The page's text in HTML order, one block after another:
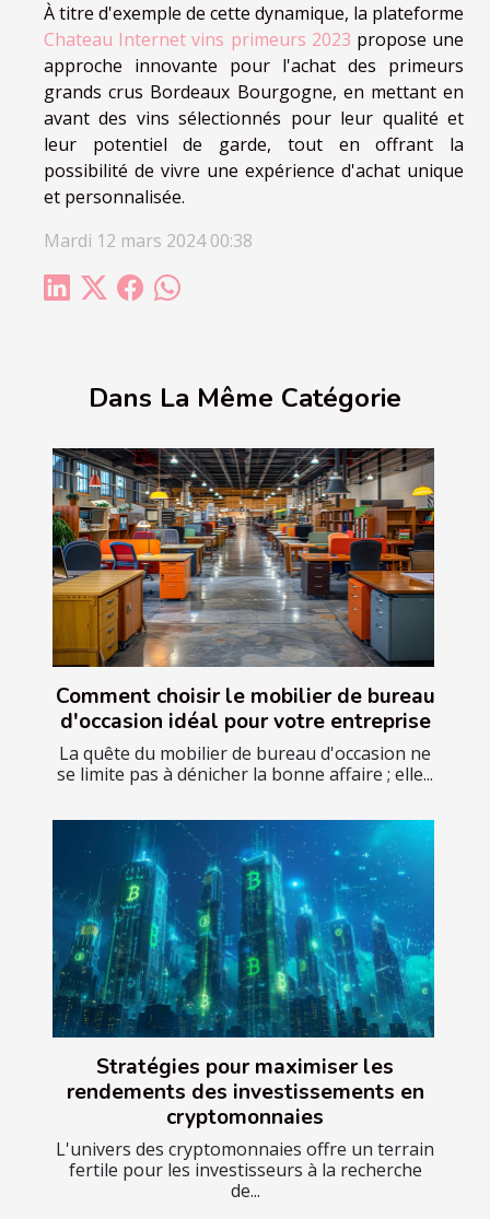
Dans La Même Catégorie
Comment choisir le mobilier de bureau
d'occasion idéal pour votre entreprise
La quête du mobilier de bureau d'occasion ne
se limite pas à dénicher la bonne affaire ; elle...
Stratégies pour maximiser les
rendements des investissements en
cryptomonnaies
L'univers des cryptomonnaies offre un terrain
fertile pour les investisseurs à la recherche
de...
À titre d'exemple de cette dynamique, la plateforme
Chateau Internet vins primeurs 2023 propose une
approche innovante pour l'achat des primeurs
grands crus Bordeaux Bourgogne, en mettant en
avant des vins sélectionnés pour leur qualité et
leur potentiel de garde, tout en offrant la
possibilité de vivre une expérience d'achat unique
et personnalisée.
Mardi 12 mars 2024 00:38